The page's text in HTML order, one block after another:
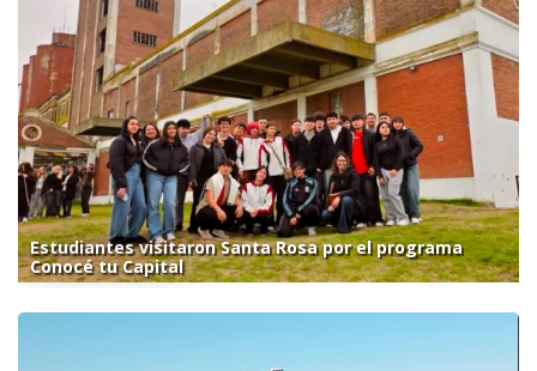
Estudiantes visitaron Santa Rosa por el programa
Conocé tu Capital